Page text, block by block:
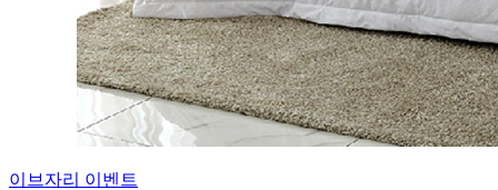
이브자리 이벤트